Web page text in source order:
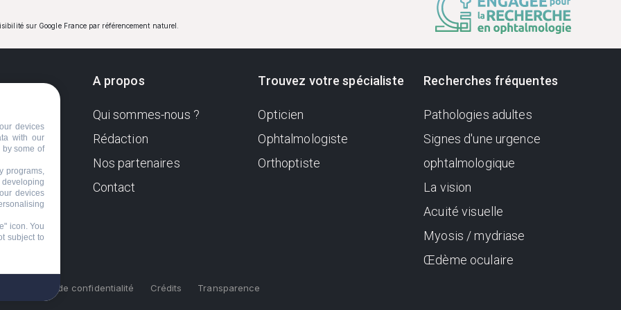
sur Google France par référencement naturel.
Sa
A propos
Qui sommes-nous ?
Rédaction
Nos partenaires
Contact
Trouvez votre spécialiste
Opticien
Ophtalmologiste
Orthoptiste
Recherches fréquentes
Pathologies adultes
Signes d'une urgence
ophtalmologique
La vision
Acuité visuelle
Myosis / mydriase
Œdème oculaire
Politique de confidentialité Crédits Transparence
devices
with our
some of
programs,
developing
devices
icon. You
subject to